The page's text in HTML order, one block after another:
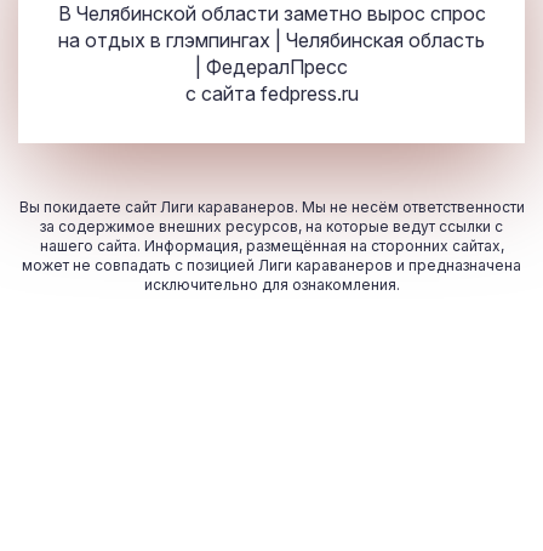
В Челябинской области заметно вырос спрос
на отдых в глэмпингах | Челябинская область
| ФедералПресс
с сайта fedpress.ru
Вы покидаете сайт Лиги караванеров. Мы не несём ответственности
за содержимое внешних ресурсов, на которые ведут ссылки с
нашего сайта. Информация, размещённая на сторонних сайтах,
может не совпадать с позицией Лиги караванеров и предназначена
исключительно для ознакомления.